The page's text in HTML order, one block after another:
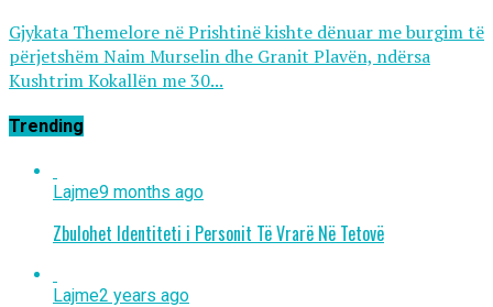
Gjykata Themelore në Prishtinë kishte dënuar me burgim të
përjetshëm Naim Murselin dhe Granit Plavën, ndërsa
Kushtrim Kokallën me 30...
Trending
Lajme9 months ago
Zbulohet Identiteti i Personit Të Vrarë Në Tetovë
Lajme2 years ago